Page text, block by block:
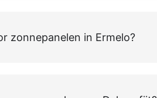
zonnepanelen in Ermelo?